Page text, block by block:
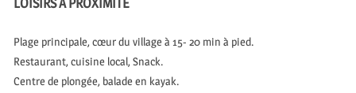
LOISIRS À PROXIMITÉ
Plage principale, cœur du village à 15- 20 min à pied.
Restaurant, cuisine local, Snack.
Centre de plongée, balade en kayak.